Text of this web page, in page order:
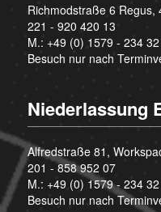
Richmodstraße 6 Regus,
221 - 920 420 13
M.: +49 (0) 1579 - 234 32
Besuch nur nach
Niederlassung
Alfredstraße 81,
201 - 858 952 07
M.: +49 (0) 1579 - 234 32
Besuch nur nach